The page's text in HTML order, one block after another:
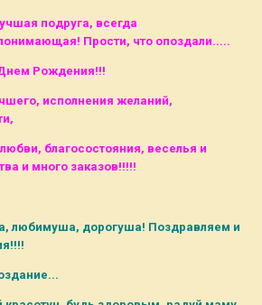
подруга, всегда
Прости, что опоздали.....
Рождения!!!
исполнения желаний,
благосостояния, веселья и
и много заказов!!!!!
любимуша, дорогуша! Поздравляем и